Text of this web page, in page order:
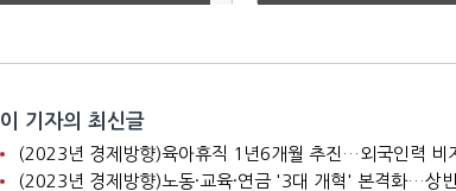
50년 지나도 안 변해"
해야
이 기자의 최신글